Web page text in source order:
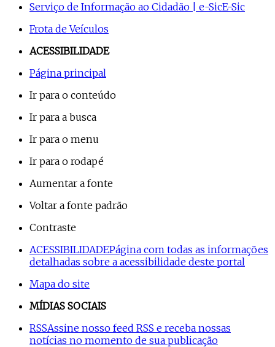
Serviço de Informação ao Cidadão | e-SicE-Sic
Frota de Veículos
ACESSIBILIDADE
Página principal
Ir para o conteúdo
Ir para a busca
Ir para o menu
Ir para o rodapé
Aumentar a fonte
Voltar a fonte padrão
Contraste
ACESSIBILIDADEPágina com todas as informações
detalhadas sobre a acessibilidade deste portal
Mapa do site
MÍDIAS SOCIAIS
RSSAssine nosso feed RSS e receba nossas
notícias no momento de sua publicação